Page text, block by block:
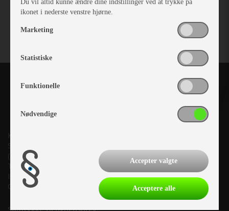
Kronjyllands Camping Center A/S
Suderholmen 10, 8960 Randers SØ
(Lige ud til Grenåvej)
Tlf. +45 87 10 98 70
Info@as-kcc.dk
CVR: 33 38 77 33
Samtykke til nyhedsbrev
Du vil altid kunne ændre dine indstillinger ved at trykke på
ikonet i nederste venstre hjørne.
Marketing
Statistiske
Funktionelle
Nødvendige
Accepter valgte
Acceptere alle